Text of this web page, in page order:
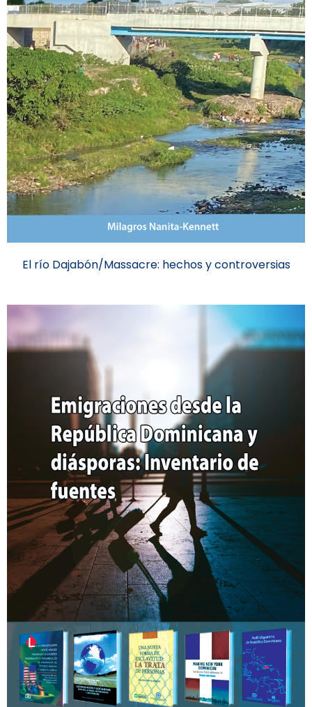
El río Dajabón/Massacre: hechos y controversias